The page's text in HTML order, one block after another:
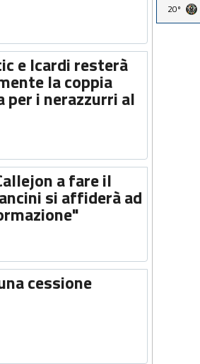
e Icardi resterà
la coppia
per i nerazzurri al
a fare il
si affiderà ad
cessione
20º